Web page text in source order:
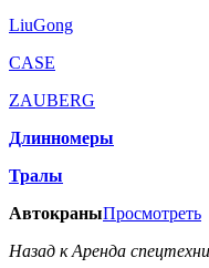
LiuGong
CASE
ZAUBERG
Длинномеры
Тралы
АвтокраныПросмотреть
Назад к Аренда